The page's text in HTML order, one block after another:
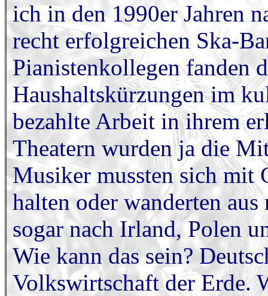
ich in den 1990er Jahren
recht erfolgreichen Ska-
Pianistenkollegen fanden
Haushaltskürzungen im
bezahlte Arbeit in ihrem
Theatern wurden ja die
Musiker mussten sich mit
halten oder wanderten
sogar nach Irland, Polen
Wie kann das sein?
Volkswirtschaft der Erde.